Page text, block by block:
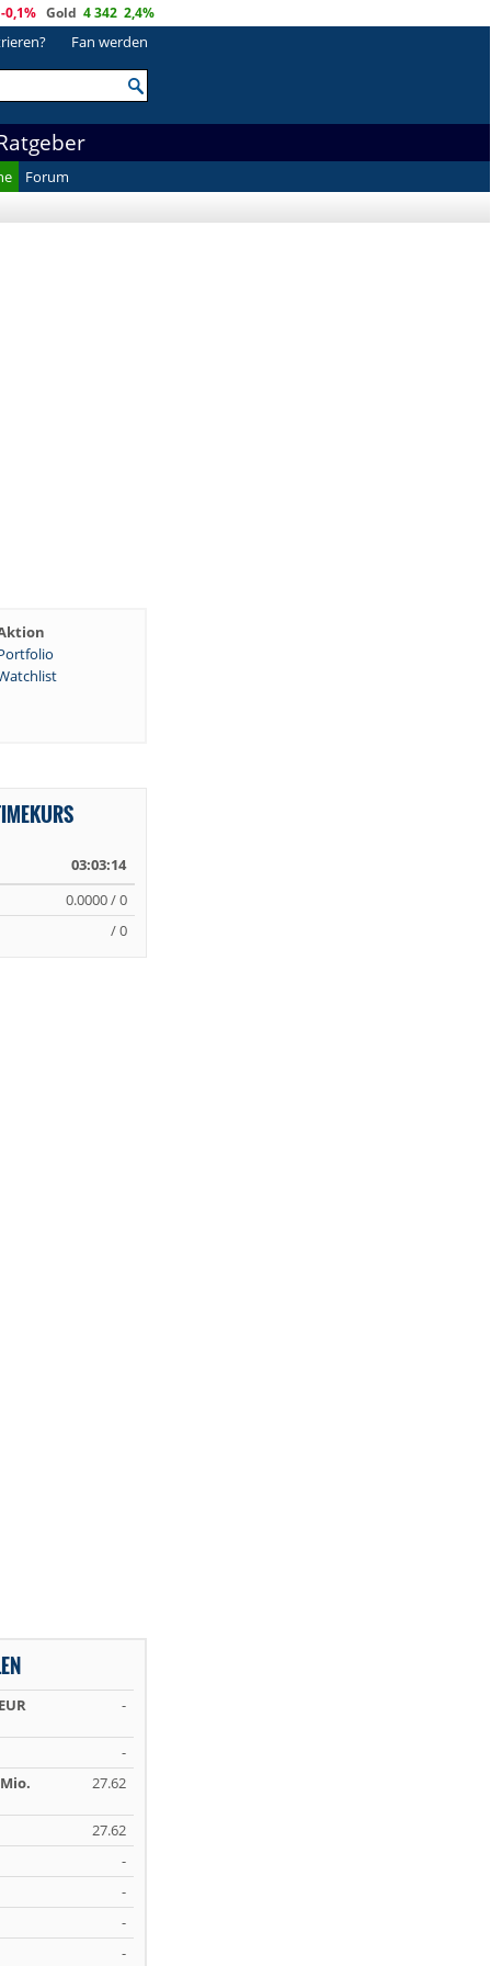
-0,1% Gold 4 342 2,4%
Fan werden
Forum
03:03:14
0.0000 / 0
/ 0
-
-
27.62
27.62
-
-
-
-